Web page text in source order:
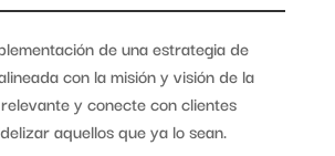
de una estrategia de
con la misión y visión de la
y conecte con clientes
aquellos que ya lo sean.